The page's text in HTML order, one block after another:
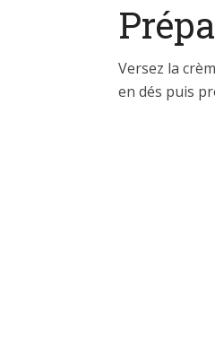
Versez la
en dés puis